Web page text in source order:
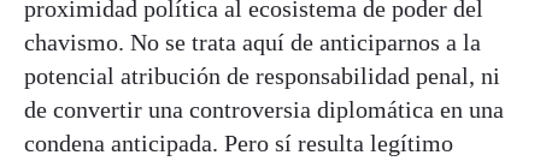
proximidad política al ecosistema de poder del
chavismo. No se trata aquí de anticiparnos a la
potencial atribución de responsabilidad penal, ni
de convertir una controversia diplomática en una
condena anticipada. Pero sí resulta legítimo